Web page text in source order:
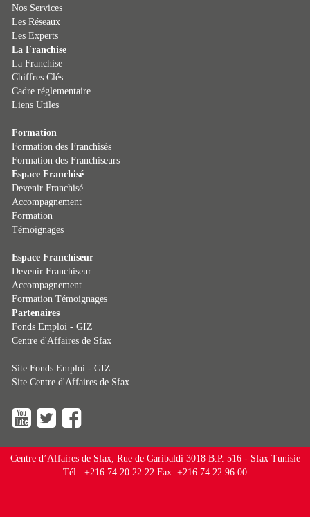
Nos Services
Les Réseaux
Les Experts
La Franchise
La Franchise
Chiffres Clés
Cadre réglementaire
Liens Utiles
Formation
Formation des Franchisés
Formation des Franchiseurs
Espace Franchisé
Devenir Franchisé
Accompagnement
Formation
Témoignages
Espace Franchiseur
Devenir Franchiseur
Accompagnement
Formation Témoignages
Partenaires
Fonds Emploi - GIZ
Centre d'Affaires de Sfax
Site Fonds Emploi - GIZ
Site Centre d'Affaires de Sfax
Centre d’Affaires de Sfax, Rue de Garibaldi 3018 B.P. 516 - Sfax Tunisie
Tél.: +216 74 20 22 22 Fax: +216 74 22 96 00